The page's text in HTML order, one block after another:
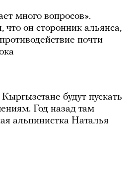
много вопросов».
он сторонник альянса,
почти
будут пускать
Год назад там
альпинистка Наталья